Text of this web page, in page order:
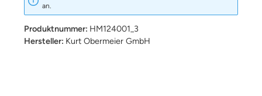
an.
Produktnummer: HM124001_3
Hersteller: Kurt Obermeier GmbH